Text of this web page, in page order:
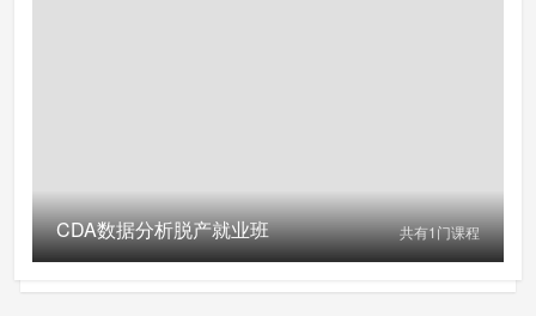
CDA数据分析脱产就业班 共有1门课程